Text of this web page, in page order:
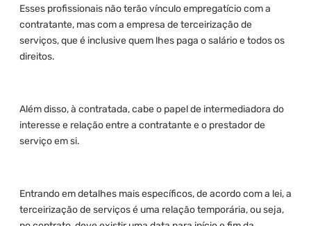
Esses profissionais não terão vínculo empregatício com a
contratante, mas com a empresa de terceirização de
serviços, que é inclusive quem lhes paga o salário e todos os
direitos.
Além disso, à contratada, cabe o papel de intermediadora do
interesse e relação entre a contratante e o prestador de
serviço em si.
Entrando em detalhes mais específicos, de acordo com a lei, a
terceirização de serviços é uma relação temporária, ou seja,